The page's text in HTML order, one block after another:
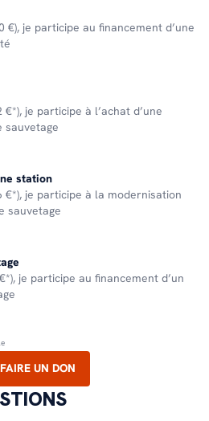
€), je participe au financement d’une
€*), je participe à l’achat d’une
sauvetage
station
€*), je participe à la modernisation
sauvetage
je participe au financement d’un
FAIRE UN DON